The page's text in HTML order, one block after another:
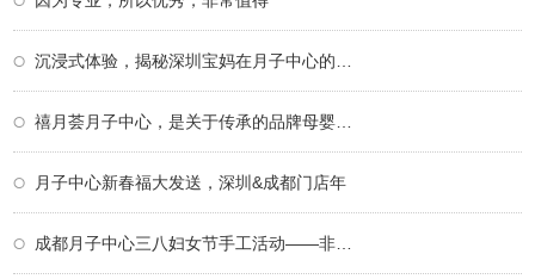
沉浸式体验，揭秘深圳宝妈在月子中心的一天
禧月荟月子中心，是关于传承的品牌母婴故事
月子中心新春福大发送，深圳&成都门店年
成都月子中心三八妇女节手工活动——非遗掐